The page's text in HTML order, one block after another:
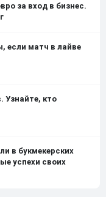
за вход в бизнес.
если матч в лайве
Узнайте, кто
в букмекерских
успехи своих